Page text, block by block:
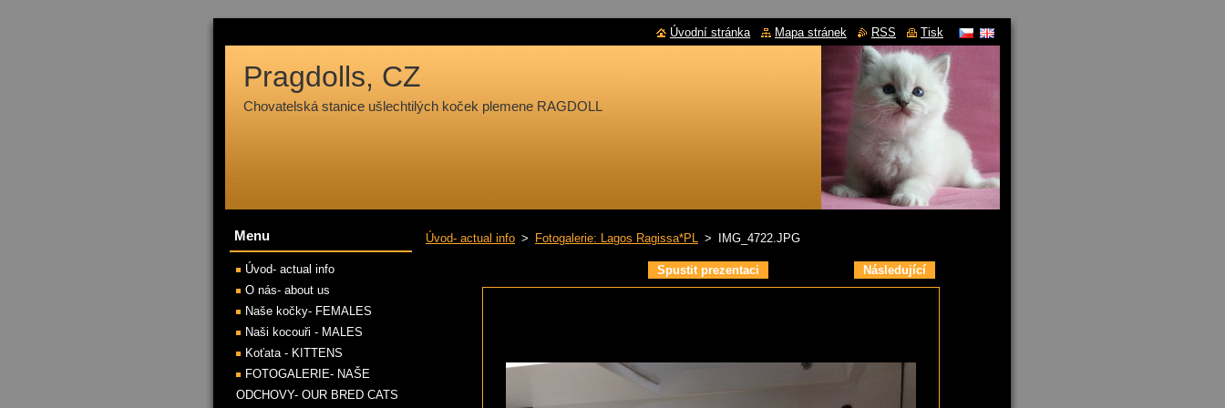
Pragdolls, CZ
Chovatelská stanice ušlechtilých koček plemene RAGDOLL
Úvod- actual info > Fotogalerie: Lagos Ragissa*PL > IMG_4722.JPG
Spustit prezentaci Následující
Menu
Úvod- actual info
O nás- about us
Naše kočky- FEMALES
Naši kocouři - MALES
Koťata - KITTENS
FOTOGALERIE- NAŠE
ODCHOVY- OUR BRED CATS
Úvodní stránka Mapa stránek RSS Tisk